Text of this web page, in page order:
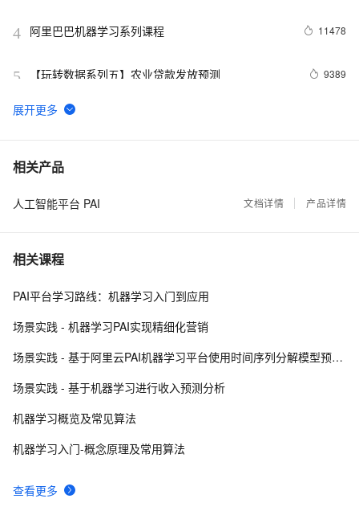
4 阿里巴巴机器学习系列课程 11478
5 【玩转数据系列五】农业贷款发放预测 9389
6 基于协同过滤算法的推荐
7 FM算法介绍
8 大规模深度学习优化技术在PAI平台中的应用及实践 5601
9
义》
10【数据科学老司机在线教学第二期】阿里云大数据生
相关产品
人工智能平台 PAI 文档详情 产品详情
相关课程
查看更多
PAI平台学习路线：机器学习入门到应用
场景实践 - 机器学习PAI实现精细化营销
场景实践 - 基于阿里云PAI机器学习平台使用时间序列分解模型预测商品销量
场景实践 - 基于机器学习进行收入预测分析
机器学习概览及常见算法
机器学习入门-概念原理及常用算法